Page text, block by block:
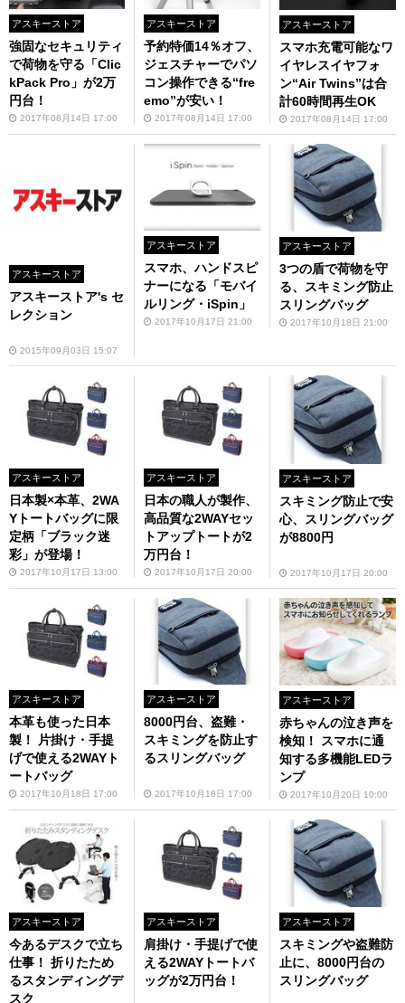
アスキーストア
強固なセキュリティ
で荷物を守る「Clic
kPack Pro」が2万
円台！
2017年08月14日 17:00
アスキーストア
予約特価14％オフ、
ジェスチャーでパソ
コン操作できる“fre
emo”が安い！
2017年08月14日 17:00
アスキーストア
スマホ充電可能なワ
イヤレスイヤフォ
ン“Air Twins”は合
計60時間再生OK
2017年08月14日 17:00
アスキーストア
アスキーストア's セ
レクション
2015年09月03日 15:07
アスキーストア
スマホ、ハンドスピ
ナーになる「モバイ
ルリング・iSpin」
2017年10月17日 21:00
アスキーストア
3つの盾で荷物を守
る、スキミング防止
スリングバッグ
2017年10月18日 21:00
アスキーストア
日本製×本革、2WA
Yトートバッグに限
定柄「ブラック迷
彩」が登場！
2017年10月17日 13:00
アスキーストア
日本の職人が製作、
高品質な2WAYセッ
トアップトートが2
万円台！
2017年10月17日 20:00
アスキーストア
スキミング防止で安
心、スリングバッグ
が8800円
2017年10月17日 20:00
アスキーストア
本革も使った日本
製！ 片掛け・手提
げで使える2WAYト
ートバッグ
2017年10月18日 17:00
アスキーストア
8000円台、盗難・
スキミングを防止す
るスリングバッグ
2017年10月18日 17:00
アスキーストア
赤ちゃんの泣き声を
検知！ スマホに通
知する多機能LEDラ
ンプ
2017年10月20日 10:00
アスキーストア
今あるデスクで立ち
仕事！ 折りたため
るスタンディングデ
スク
アスキーストア
肩掛け・手提げで使
える2WAYトートバ
ッグが2万円台！
アスキーストア
スキミングや盗難防
止に、8000円台の
スリングバッグ